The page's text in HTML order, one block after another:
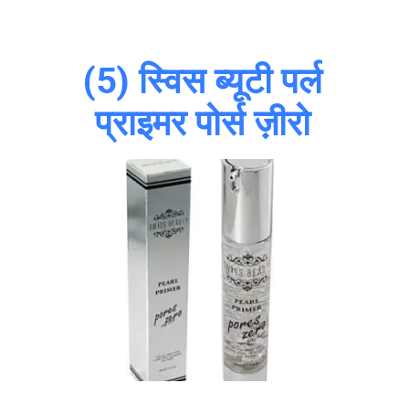
(5) स्विस ब्यूटी पर्ल
प्राइमर पोर्स ज़ीरो